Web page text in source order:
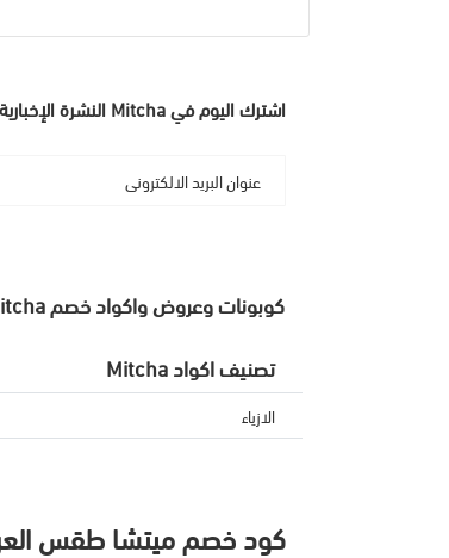
اشترك اليوم في Mitcha النشرة الإخبارية للكوبونات لمزيد من أفضل العروض والخصومات لدينا
كوبونات وعروض واكواد خصم Mitcha
تصنيف اكواد Mitcha
الازياء
كود خصم ميتشا طقس